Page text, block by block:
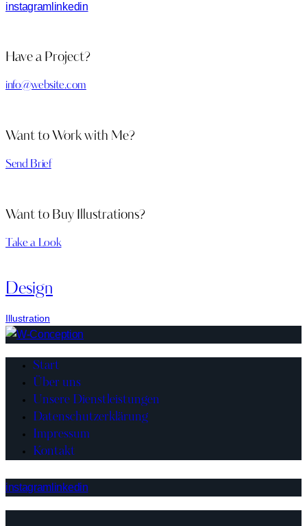
instagram linkedin
Have a Project?
info@website.com
Want to Work with Me?
Send Brief
Want to Buy Illustrations?
Take a Look
Design
Illustration
Start
Über uns
Unsere Dienstleistungen
Datenschutzerklärung
Impressum
Kontakt
instagram linkedin